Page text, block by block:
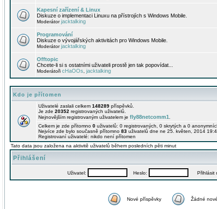
Kapesní zařízení & Linux
Diskuze o implementaci Linuxu na přístrojích s Windows Mobile.
Moderátorjacktalking
Programování
Diskuze o vývojářských aktivitách pro Windows Mobile.
Moderátorjacktalking
Offtopic
Chcete-li si s ostatními uživateli prostě jen tak popovídat...
Moderátoři cHaOOs jacktalking
Kdo je přítomen
Uživatelé zaslali celkem 148289 příspěvků.
Je zde 20352 registrovaných uživatelů.
Nejnovějším registrovaným uživatelem je fly88netcomm1
Celkem je zde přítomno 0 uživatelů: 0 registrovaných, 0 skrytých a 0
Nejvíce zde bylo současně přítomno 83 uživatelů dne ne 25. květen, 2014
Registrovaní uživatelé: nikdo není přítomen
Tato data jsou založena na aktivitě uživatelů během posledních pěti minut
Přihlášení
Uživatel: Heslo: Přihlásit
Nové příspěvky Žádné